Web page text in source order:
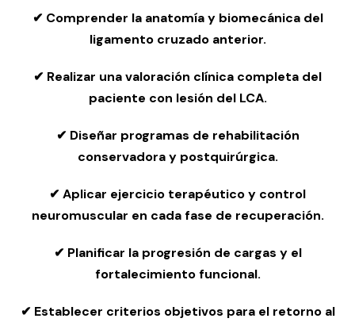
✔ Comprender la anatomía y biomecánica del
ligamento cruzado anterior.
✔ Realizar una valoración clínica completa del
paciente con lesión del LCA.
✔ Diseñar programas de rehabilitación
conservadora y postquirúrgica.
✔ Aplicar ejercicio terapéutico y control
neuromuscular en cada fase de recuperación.
✔ Planificar la progresión de cargas y el
fortalecimiento funcional.
✔ Establecer criterios objetivos para el retorno al